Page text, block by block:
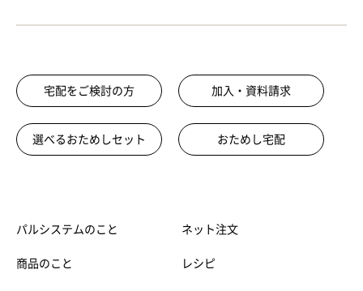
宅配をご検討の方 加入・資料請求
選べるおためしセット おためし宅配
パルシステムのこと
商品のこと
ネット注文
レシピ